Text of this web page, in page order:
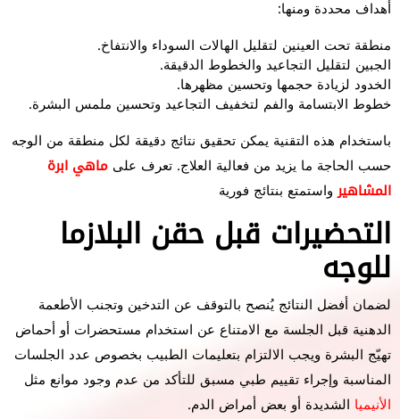
أهداف محددة ومنها:
منطقة تحت العينين لتقليل الهالات السوداء والانتفاخ.
الجبين لتقليل التجاعيد والخطوط الدقيقة.
الخدود لزيادة حجمها وتحسين مظهرها.
خطوط الابتسامة والفم لتخفيف التجاعيد وتحسين ملمس البشرة.
باستخدام هذه التقنية يمكن تحقيق نتائج دقيقة لكل منطقة من الوجه
حسب الحاجة ما يزيد من فعالية العلاج. تعرف على ماهي ابرة
المشاهيرواستمتع بنتائج فورية
التحضيرات قبل حقن البلازما
للوجه
لضمان أفضل النتائج يُنصح بالتوقف عن التدخين وتجنب الأطعمة
الدهنية قبل الجلسة مع الامتناع عن استخدام مستحضرات أو أحماض
تهيّج البشرة ويجب الالتزام بتعليمات الطبيب بخصوص عدد الجلسات
المناسبة وإجراء تقييم طبي مسبق للتأكد من عدم وجود موانع مثل
الأنيميا الشديدة أو بعض أمراض الدم.